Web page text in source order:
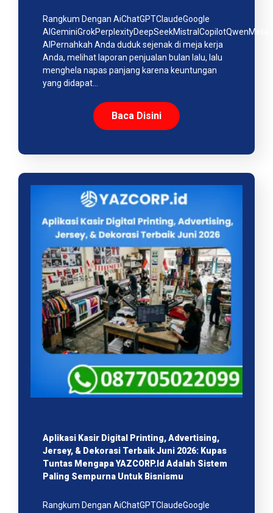
Rangkum Dengan AiChatGPTClaudeGoogle
AIGeminiGrokPerplexityDeepSeekMistralCopilotQwenMeta
AIPernahkah Anda duduk sejenak di meja kerja
Anda, melihat laporan penjualan bulan lalu, lalu
menghela napas panjang karena keuntungan
yang didapat…
Baca Disini
Aplikasi Kasir Digital Printing, Advertising,
Jersey, & Dekorasi Terbaik Juni 2026: Kupas
Tuntas Mengapa YAZCORP.id Adalah Sistem
Paling Sempurna Untuk Bisnismu
Rangkum Dengan AiChatGPTClaudeGoogle